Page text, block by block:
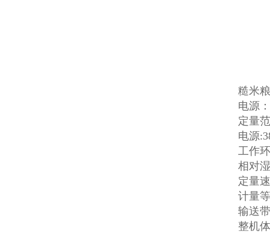
糙米
电源
定量
电源
工作
相对
定量
计量
输送
整机